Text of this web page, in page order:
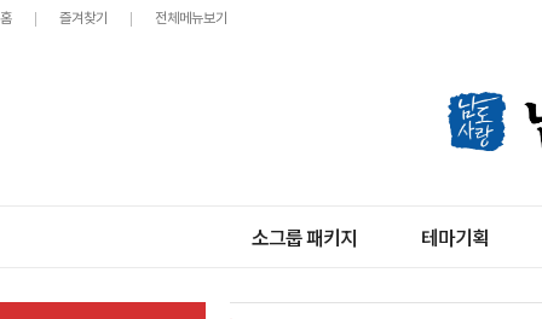
홈 즐겨찾기 전체메뉴보기
소그룹 패키지 테마기획